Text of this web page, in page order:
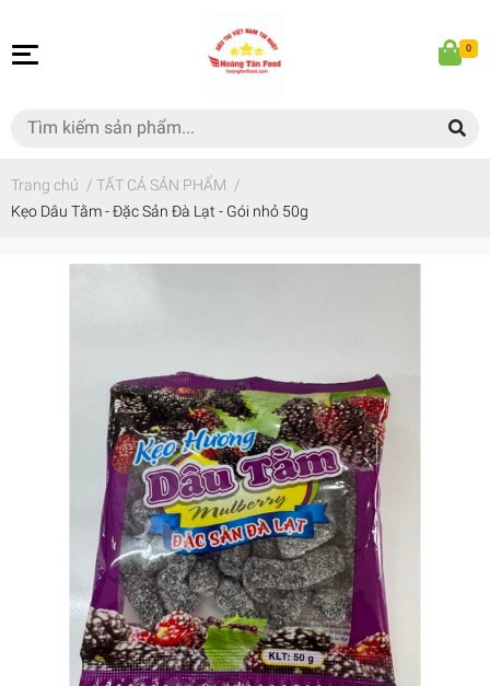
0
Trang chủ / TẤT CẢ SẢN PHẨM /
Kẹo Dâu Tằm - Đặc Sản Đà Lạt - Gói nhỏ 50g